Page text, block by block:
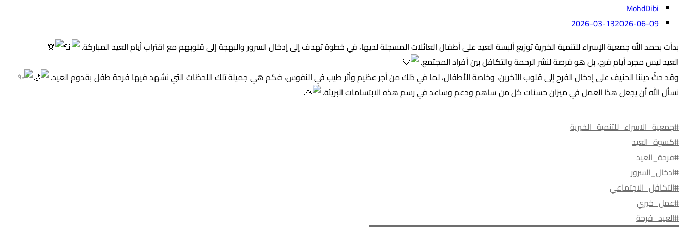
MohdDibi
2026-03-132026-06-09
بدأت بحمد الله جمعية الإسراء للتنمية الخيرية توزيع ألبسة العيد على أطفال العائلات المسجلة لديها، في خطوة تهدف إلى إدخال السرور والبهجة إلى قلوبهم مع اقتراب أيام العيد المباركة.
العيد ليس مجرد أيام فرح، بل هو فرصة لنشر الرحمة والتكافل بين أفراد المجتمع.
وقد حثّ ديننا الحنيف على إدخال الفرح إلى قلوب الآخرين، وخاصة الأطفال، لما في ذلك من أجر عظيم وأثر طيب في النفوس، فكم هي جميلة تلك اللحظات التي نشهد فيها فرحة طفل بقدوم العيد.
نسأل الله أن يجعل هذا العمل في ميزان حسنات كل من ساهم ودعم وساعد في رسم هذه الابتسامات البريئة.
#جمعية_الاسراء_للتنمية_الخيرية
#كسوة_العيد
#فرحة_العيد
#ادخال_السرور
#التكافل_الاجتماعي
#عمل_خيري
#العيد_فرحة